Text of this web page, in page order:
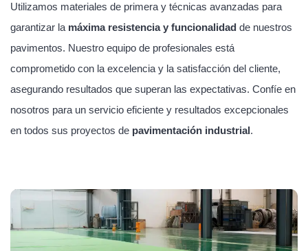
Utilizamos materiales de primera y técnicas avanzadas para
garantizar la máxima resistencia y funcionalidad de nuestros
pavimentos. Nuestro equipo de profesionales está
comprometido con la excelencia y la satisfacción del cliente,
asegurando resultados que superan las expectativas. Confíe en
nosotros para un servicio eficiente y resultados excepcionales
en todos sus proyectos de pavimentación industrial.